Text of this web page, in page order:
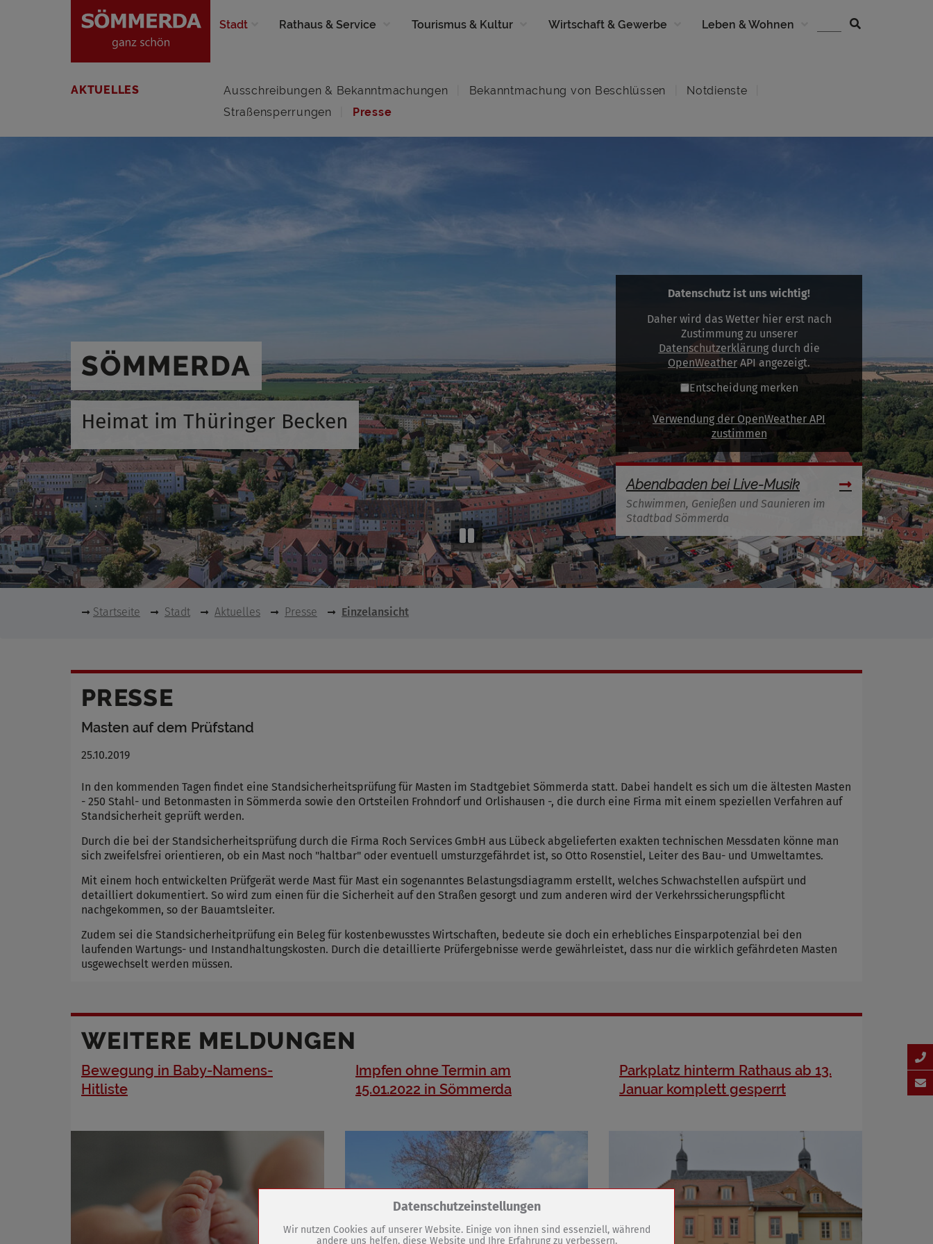
Stadt Rathaus & Service Tourismus & Kultur Wirtschaft & Gewerbe Leben & Wohnen
AKTUELLES Ausschreibungen & Bekanntmachungen Bekanntmachung von Beschlüssen
Notdienste
Straßensperrungen
Presse
SÖMMERDA
Heimat im Thüringer Becken
Datenschutz ist uns wichtig!
Daher wird das Wetter hier erst nach
Zustimmung zu unserer
Datenschutzerklärungdurch die
OpenWeather API angezeigt.
Entscheidung merken
Verwendung der OpenWeather API
zustimmen
Abendbaden bei Live-Musik
Schwimmen, Genießen und Saunieren im
Stadtbad Sömmerda
Startseite Stadt Aktuelles Presse Einzelansicht
PRESSE
Masten auf dem Prüfstand
25.10.2019
In den kommenden Tagen findet eine Standsicherheitsprüfung für Masten im Stadtgebiet Sömmerda statt. Dabei handelt es sich um die ältesten Masten
- 250 Stahl- und Betonmasten in Sömmerda sowie den Ortsteilen Frohndorf und Orlishausen -, die durch eine Firma mit einem speziellen Verfahren auf
Standsicherheit geprüft werden.
Durch die bei der Standsicherheitsprüfung durch die Firma Roch Services GmbH aus Lübeck abgelieferten exakten technischen Messdaten könne man
sich zweifelsfrei orientieren, ob ein Mast noch "haltbar" oder eventuell umsturzgefährdet ist, so Otto Rosenstiel, Leiter des Bau- und Umweltamtes.
Mit einem hoch entwickelten Prüfgerät werde Mast für Mast ein sogenanntes Belastungsdiagramm erstellt, welches Schwachstellen aufspürt und
detailliert dokumentiert. So wird zum einen für die Sicherheit auf den Straßen gesorgt und zum anderen wird der Verkehrssicherungspflicht
nachgekommen, so der Bauamtsleiter.
Zudem sei die Standsicherheitprüfung ein Beleg für kostenbewusstes Wirtschaften, bedeute sie doch ein erhebliches Einsparpotenzial bei den
laufenden Wartungs- und Instandhaltungskosten. Durch die detaillierte Prüfergebnisse werde gewährleistet, dass nur die wirklich gefährdeten Masten
usgewechselt werden müssen.
WEITERE MELDUNGEN
Bewegung in Baby-Namens-
Hitliste
Impfen ohne Termin am
15.01.2022 in Sömmerda
Parkplatz hinterm Rathaus ab 13.
Januar komplett gesperrt
Zum Betrieb der Seite notwendige Cookies / Drittanbieter:
Datenschutzeinstellungen
Wir nutzen Cookies auf unserer Website. Einige von ihnen sind essenziell, während
andere uns helfen, diese Website und Ihre Erfahrung zu verbessern.